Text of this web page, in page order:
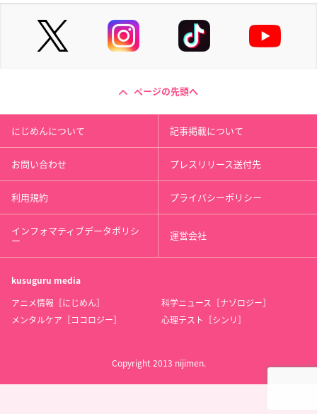
ページの先頭へ
にじめんについて 記事掲載について
お問い合わせ プレスリリース送付先
利用規約 プライバシーポリシー
インフォマティブデータポリシ
ー 運営会社
kusuguru media
アニメ情報［にじめん］
科学ニュース［ナゾロジー］
メンタルケア［ココロジー］
心理テスト［シンリ］
Copyright 2013 nijimen.